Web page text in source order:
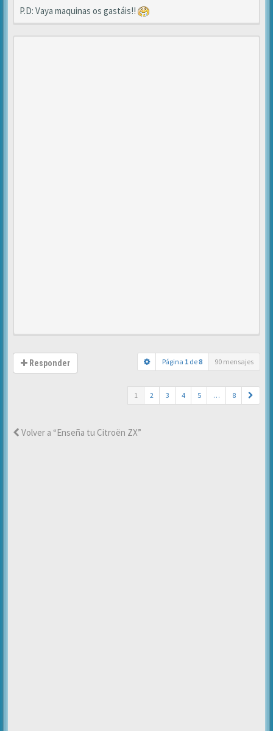
P.D: Vaya maquinas os gastáis!!
Responder Página 1 de8 90 mensajes
1 2 3 4 5 … 8
Volver a “Enseña tu Citroën ZX”